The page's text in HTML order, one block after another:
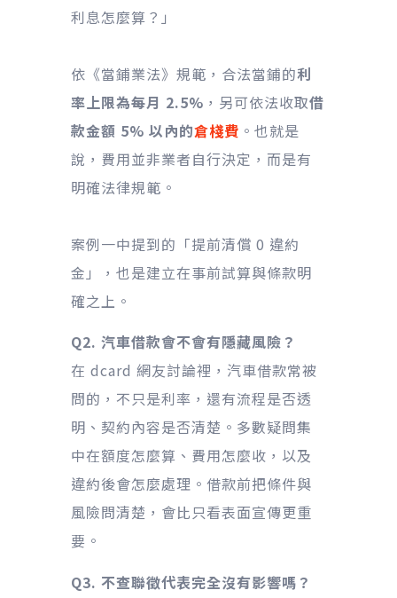
利息怎麼算？」
依《當鋪業法》規範，合法當鋪的利
率上限為每月 2.5% ，另可依法收取借
款金額 5% 以內的倉棧費 。也就是
說，費用並非業者自行決定，而是有
明確法律規範。
案例一中提到的「提前清償 0 違約
金」，也是建立在事前試算與條款明
確之上。
Q2. 汽車借款會不會有隱藏風險？
在 dcard 網友討論裡，汽車借款常被
問的，不只是利率，還有流程是否透
明、契約內容是否清楚。多數疑問集
中在額度怎麼算、費用怎麼收，以及
違約後會怎麼處理。借款前把條件與
風險問清楚，會比只看表面宣傳更重
要。
Q3. 不查聯徵代表完全沒有影響嗎？